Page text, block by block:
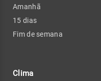
Amanhã
15 dias
Fim de semana
Clima